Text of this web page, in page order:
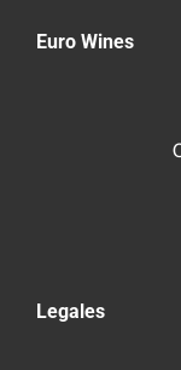
Euro Wines
Legales